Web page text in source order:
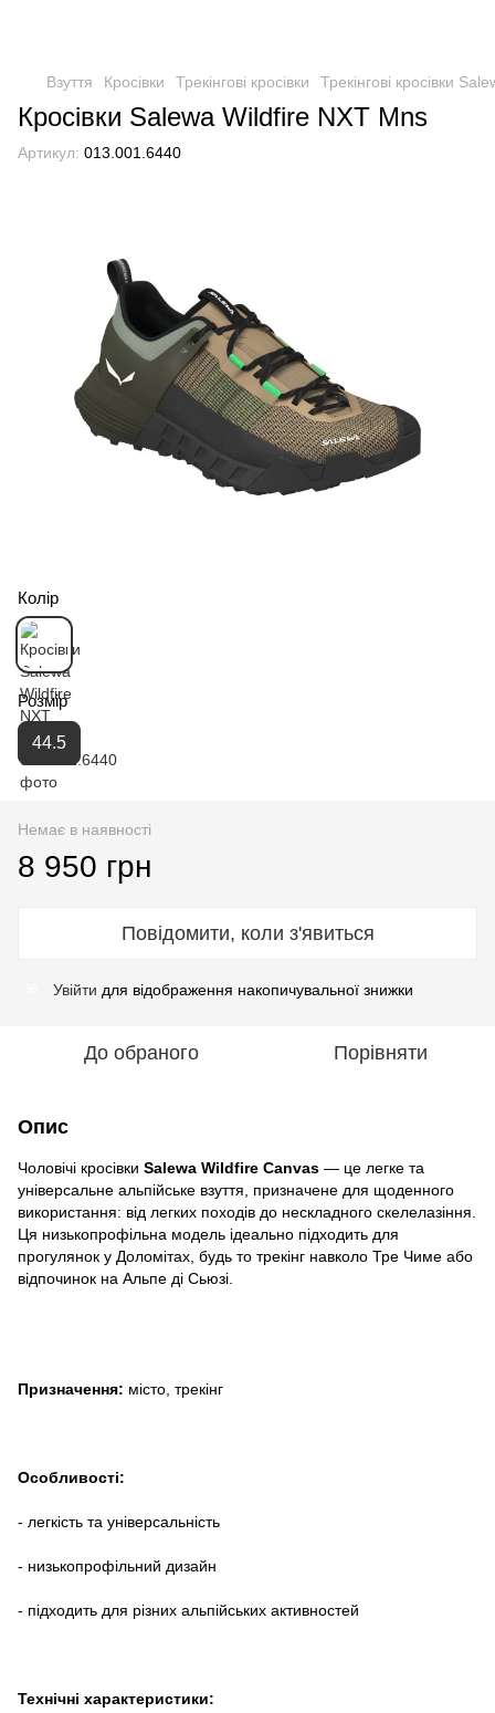
Взуття Кросівки Трекінгові кросівки Трекінгові кросівки
Кросівки Salewa Wildfire NXT Mns
Артикул: 013.001.6440
Колір
Розмір
44.5
Немає в наявності
8 950 грн
Повідомити, коли з'явиться
Увійти для відображення накопичувальної знижки
До обраного Порівняти
Опис
Чоловічі кросівки Salewa Wildfire Canvas — це легке та
універсальне альпійське взуття, призначене для щоденного
використання: від легких походів до нескладного скелелазіння.
Ця низькопрофільна модель ідеально підходить для
прогулянок у Доломітах, будь то трекінг навколо Тре Чиме або
відпочинок на Альпе ді Сьюзі.
Призначення: місто, трекінг
Особливості:
- легкість та універсальність
- низькопрофільний дизайн
- підходить для різних альпійських активностей
Технічні характеристики: